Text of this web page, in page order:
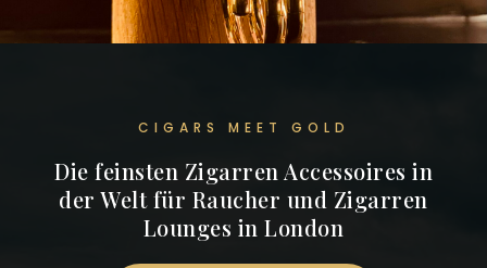
CIGARS MEET GOLD
Die feinsten Zigarren Accessoires in
der Welt für Raucher und Zigarren
Lounges in London